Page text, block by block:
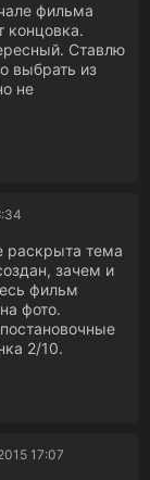
фильма
концовка.
Ставлю
выбрать из
не
раскрыта тема
зачем и
фильм
фото.
2/10.
17:07